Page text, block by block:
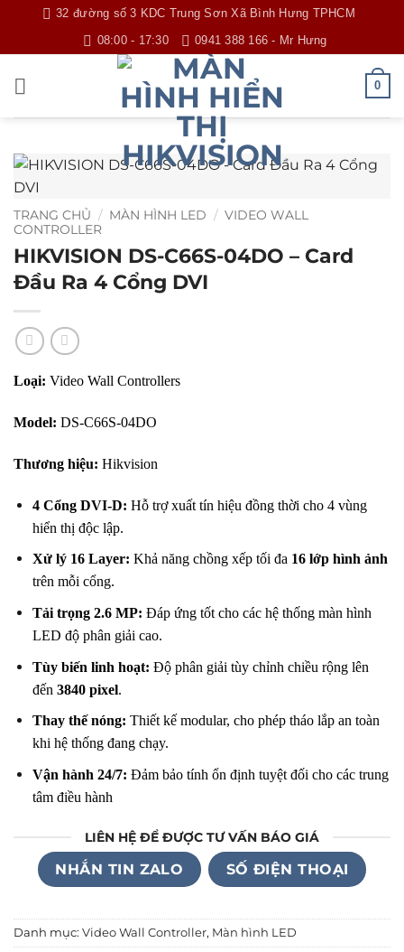
nội
dung
32 đường số 3 KDC Trung Sơn Xã Bình Hưng TPHCM
08:00 - 17:30
0941 388 166 - Mr Hưng
0
TRANG CHỦ / MÀN HÌNH LED / VIDEO WALL
CONTROLLER
HIKVISION DS-C66S-04DO – Card
Đầu Ra 4 Cổng DVI
Loại: Video Wall Controllers
Model: DS-C66S-04DO
Thương hiệu: Hikvision
4 Cổng DVI-D: Hỗ trợ xuất tín hiệu đồng thời cho 4 vùng
hiển thị độc lập.
Xử lý 16 Layer: Khả năng chồng xếp tối đa 16 lớp hình ảnh
trên mỗi cổng.
Tải trọng 2.6 MP: Đáp ứng tốt cho các hệ thống màn hình
LED độ phân giải cao.
Tùy biến linh hoạt: Độ phân giải tùy chỉnh chiều rộng lên
đến 3840 pixel.
Thay thế nóng: Thiết kế modular, cho phép tháo lắp an toàn
khi hệ thống đang chạy.
Vận hành 24/7: Đảm bảo tính ổn định tuyệt đối cho các trung
tâm điều hành
LIÊN HỆ ĐỂ ĐƯỢC TƯ VẤN BÁO GIÁ
NHẮN TIN ZALO SỐ ĐIỆN THOẠI
Danh mục: Video Wall Controller, Màn hình LED